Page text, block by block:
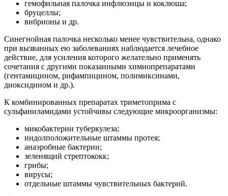
гемофильная палочка инфлюэнцы и коклюша;
бруцеллы;
вибрионы и др.
Синегнойная палочка несколько менее чувствительна, однако
при вызванных ею заболеваниях наблюдается лечебное
действие, для усиления которого желательно применять
сочетания с другими показанными химиопрепаратами
(гентамицином, рифампицином, полимиксинами,
диоксидином и др.).
К комбинированных препаратах триметоприма с
сульфаниламидами устойчивы следующие микроорганизмы:
микобактерии туберкулеза;
индолположительные штаммы протея;
анаэробные бактерии;
зеленящий стрептококк;
грибы;
вирусы;
отдельные штаммы чувствительных бактерий.